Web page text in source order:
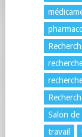
Salon de
travail